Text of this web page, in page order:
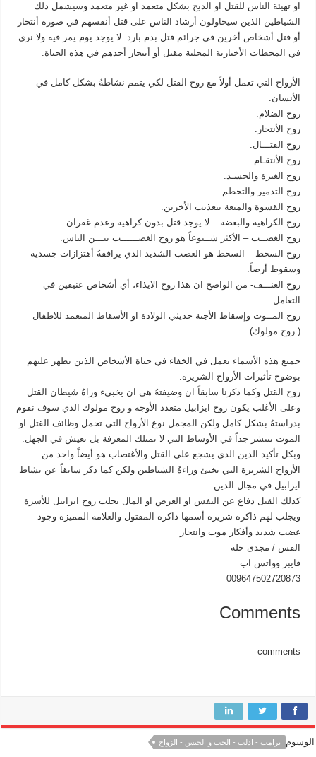
او تهيئة الناس للقتل او الذبح بشكل متعمد او غير متعمد وسيشمل ذلك
الشياطين الذين سيحاولون أرشاد الناس على قتل أنفسهم في صورة أنتحار
أو قتل أشخاص أخرين في جرائم قتل بدم بارد. لا يوجد يوم يمر فيه ولا نرى
في المحطات الأخبارية المحلية مقتل أو أنتحار أحدهم في هذه الحياة.
الأرواح التي تعمل أولاً مع روح القتل لكي يتمم نشاطهُ بشكل كامل في
الأنسان.
روح الضلام.
روح الأنتحار.
روح القتـــال.
روح الأنتقـام.
روح الغيرة والحسـد.
روح التدمير والتحطم.
روح القسوة والمتعة بتعذيب الأخرين.
روح الكراهيه والبغضة – لا يوجد قتل بدون كراهية وعدم غفران.
روح الغضــب – الأكثر شــيوعاً هو روح الغضــــــب بيـــن الناس.
روح السخط – السخط هو الغضب الشديد الذي يرافقةُ أهتزازات جسدية
وسقوط أرضاً.
روح العنـــف- من الواضح ان هذا روح الايذاء، أي أشخاص عنيفين في
التعامل.
روح المــوت وإسقاط الأجنة حديثي الولادة او الأسقاط المتعمد للاطفال
( روح مولوك).
جميع هذه الأسماء تعمل في الخفاء في حياة الأشخاص الذين تظهر عليهم
بوضوح تأثيرات الأرواح الشريرة.
روح القتل وكما ذكرنا سابقاً ان وضيفتهُ هي ان يخبىء وراهُ شيطان القتل
وعلى الأغلب يكون روح ايزابيل متعدد الأوجة و روح مولوك الذي سوف نقوم
بدراستهُ بشكل كامل ولكن المجمل نوع الأرواح التي تحمل وظائف القتل او
الموت تنتشر جداً في الأوساط التي لا تمتلك المعرفة بل تعيش في الجهل.
وبكل تأكيد الدين الذي يشجع على القتل والأغتصاب هو أيضاً واحد من
الأرواح الشريرة التي تخبئ وراءهُ الشياطين ولكن كما ذكر سابقاً عن نشاط
ايزابيل في مجال الدين.
كذلك القتل دفاع عن النفس او العرض او المال يجلب روح ايزابيل للأسرة
ويجلب لهم ذاكرة شريرة أسمها ذاكرة المقتول والعلامة المميزة وجود
غضب شديد وأفكار موت وانتحار
القس / مجدى خلة
فايبر وواتس اب
009647502720873
Comments
comments
الوسوم ترامب - ادلب - الحب و الجنس - الزواج